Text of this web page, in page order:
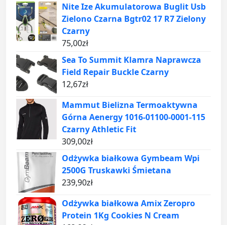
Nite Ize Akumulatorowa Buglit Usb
Zielono Czarna Bgtr02 17 R7 Zielony
Czarny
75,00zł
Sea To Summit Klamra Naprawcza
Field Repair Buckle Czarny
12,67zł
Mammut Bielizna Termoaktywna
Górna Aenergy 1016-01100-0001-115
Czarny Athletic Fit
309,00zł
Odżywka białkowa Gymbeam Wpi
2500G Truskawki Śmietana
239,90zł
Odżywka białkowa Amix Zeropro
Protein 1Kg Cookies N Cream